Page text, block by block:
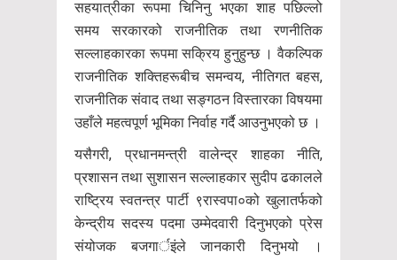
सहयात्रीका रूपमा चिनिनु भएका शाह पछिल्लो
समय सरकारको राजनीतिक तथा रणनीतिक
सल्लाहकारका रूपमा सक्रिय हुनुहुन्छ । वैकल्पिक
राजनीतिक शक्तिहरूबीच समन्वय, नीतिगत बहस,
राजनीतिक संवाद तथा सङ्गठन विस्तारका विषयमा
उहाँले महत्वपूर्ण भूमिका निर्वाह गर्दै आउनुभएको छ ।
यसैगरी, प्रधानमन्त्री वालेन्द्र शाहका नीति,
प्रशासन तथा सुशासन सल्लाहकार सुदीप ढकालले
राष्ट्रिय स्वतन्त्र पार्टी ९रास्वपा०को खुलातर्फको
केन्द्रीय सदस्य पदमा उम्मेदवारी दिनुभएको प्रेस
संयोजक बजगार्इंले जानकारी दिनुभयो ।